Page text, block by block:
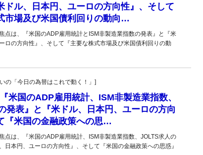
ドル、日本円、ユーロの方向性』、そして
市場及び米国債利回りの動向…
点は、『米国のADP雇用統計とISM非製造業指数の発表』と『米
ロの方向性』、そして『主要な株式市場及び米国債利回りの動
「今日の為替はこれで動く！」]
米国のADP雇用統計、ISM非製造業指数、
発表』と『米ドル、日本円、ユーロの方向
『米国の金融政策への思…
点は、『米国のADP雇用統計、ISM非製造業指数、JOLTS求人の
日本円、ユーロの方向性』、そして『米国の金融政策への思惑』